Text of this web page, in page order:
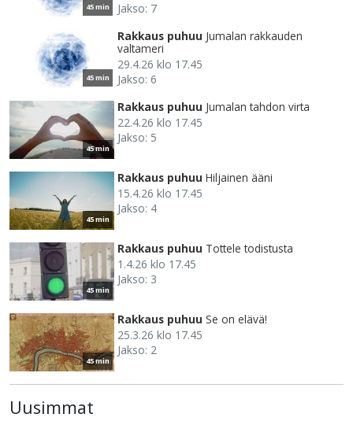
45 min
Jakso: 7
45 min
Rakkaus puhuu Jumalan rakkauden
valtameri
29.4.26 klo 17.45
Jakso: 6
45 min
Rakkaus puhuu Jumalan tahdon virta
22.4.26 klo 17.45
Jakso: 5
45 min
Rakkaus puhuu Hiljainen ääni
15.4.26 klo 17.45
Jakso: 4
45 min
Rakkaus puhuu Tottele todistusta
1.4.26 klo 17.45
Jakso: 3
45 min
Rakkaus puhuu Se on elävä!
25.3.26 klo 17.45
Jakso: 2
Uusimmat